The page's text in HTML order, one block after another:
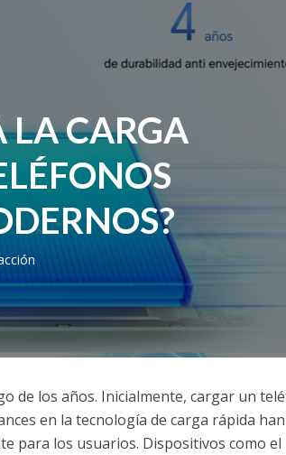
CARGA
de los años. Inicialmente, cargar un
en la tecnología de carga rápida han
para los usuarios. Dispositivos como el